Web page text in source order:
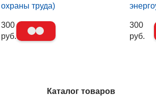
охраны труда)
300
руб.
300
руб.
Каталог товаров